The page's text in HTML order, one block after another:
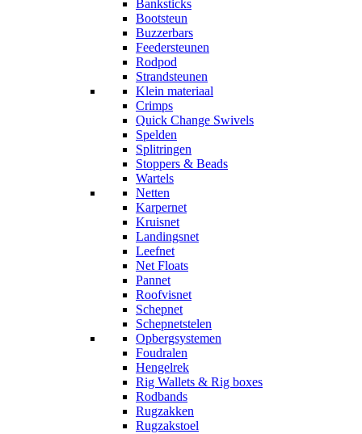
Banksticks
Bootsteun
Buzzerbars
Feedersteunen
Rodpod
Strandsteunen
Klein materiaal
Crimps
Quick Change Swivels
Spelden
Splitringen
Stoppers & Beads
Wartels
Netten
Karpernet
Kruisnet
Landingsnet
Leefnet
Net Floats
Pannet
Roofvisnet
Schepnet
Schepnetstelen
Opbergsystemen
Foudralen
Hengelrek
Rig Wallets & Rig boxes
Rodbands
Rugzakken
Rugzakstoel